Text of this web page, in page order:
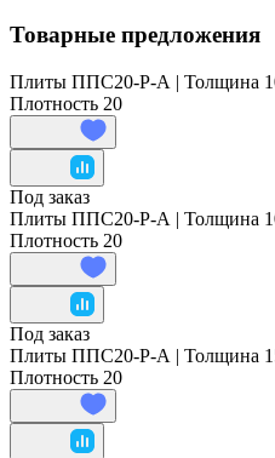
Товарные предложения
Плиты ППС20-Р-А | Толщина
Плотность 20
Под заказ
Плиты ППС20-Р-А | Толщина
Плотность 20
Под заказ
Плиты ППС20-Р-А | Толщина
Плотность 20